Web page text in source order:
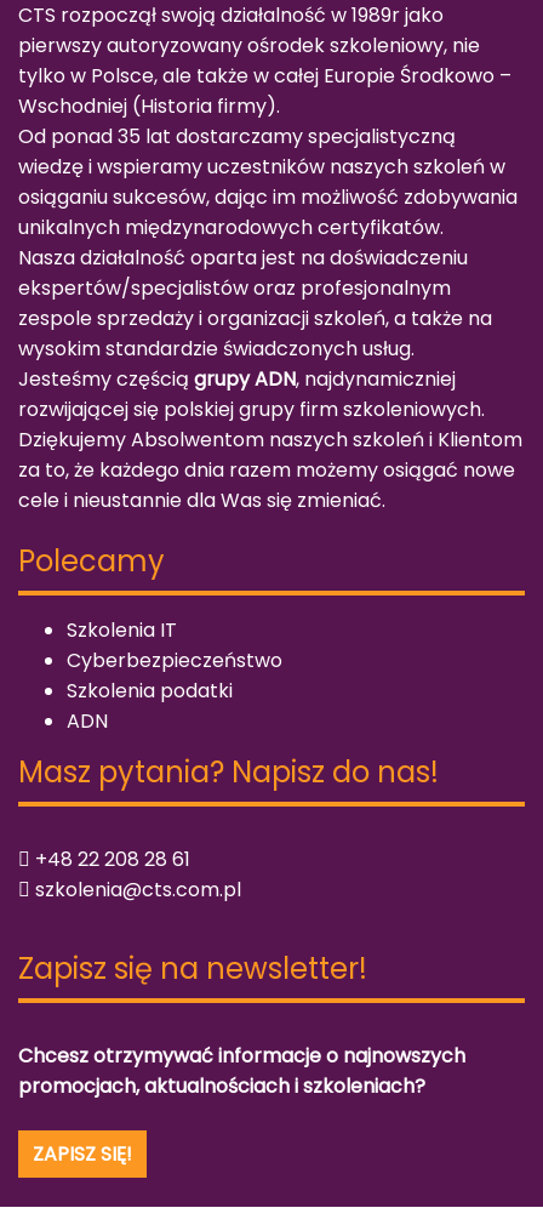
CTS rozpoczął swoją działalność w 1989r jako
pierwszy autoryzowany ośrodek szkoleniowy, nie
tylko w Polsce, ale także w całej Europie Środkowo –
Wschodniej (Historia firmy).
Od ponad 35 lat dostarczamy specjalistyczną
wiedzę i wspieramy uczestników naszych szkoleń w
osiąganiu sukcesów, dając im możliwość zdobywania
unikalnych międzynarodowych certyfikatów.
Nasza działalność oparta jest na doświadczeniu
ekspertów/specjalistów oraz profesjonalnym
zespole sprzedaży i organizacji szkoleń, a także na
wysokim standardzie świadczonych usług.
Jesteśmy częścią grupy ADN, najdynamiczniej
rozwijającej się polskiej grupy firm szkoleniowych.
Dziękujemy Absolwentom naszych szkoleń i Klientom
za to, że każdego dnia razem możemy osiągać nowe
cele i nieustannie dla Was się zmieniać.
Polecamy
Szkolenia IT
Cyberbezpieczeństwo
Szkolenia podatki
ADN
Masz pytania? Napisz do nas!
+48 22 208 28 61
szkolenia@cts.com.pl
Zapisz się na newsletter!
Chcesz otrzymywać informacje o najnowszych
promocjach, aktualnościach i szkoleniach?
ZAPISZ SIĘ!